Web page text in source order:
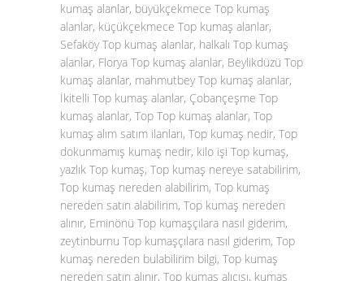
kumaş alanlar, büyükçekmece Top kumaş
alanlar, küçükçekmece Top kumaş alanlar,
Sefaköy Top kumaş alanlar, halkalı Top kumaş
alanlar, Florya Top kumaş alanlar, Beylikdüzü Top
kumaş alanlar, mahmutbey Top kumaş alanlar,
İkitelli Top kumaş alanlar, Çobançeşme Top
kumaş alanlar, Top Top kumaş alanlar, Top
kumaş alım satım ilanları, Top kumaş nedir, Top
dokunmamış kumaş nedir, kilo işi Top kumaş,
yazlık Top kumaş, Top kumaş nereye satabilirim,
Top kumaş nereden alabilirim, Top kumaş
nereden satın alabilirim, Top kumaş nereden
alınır, Eminönü Top kumaşçılara nasıl giderim,
zeytinburnu Top kumaşçılara nasıl giderim, Top
kumaş nereden bulabilirim bilgi, Top kumaş
nereden satın alınır, Top kumaş alıcısı, kumaş